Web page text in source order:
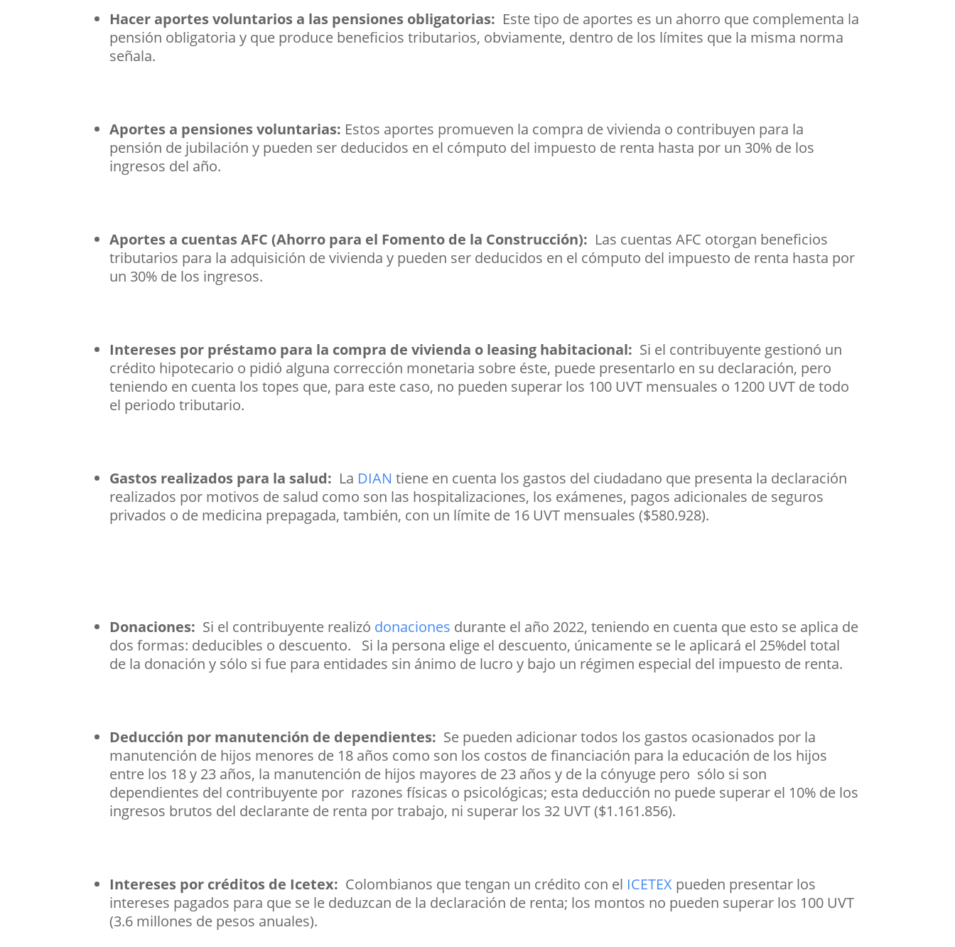
Hacer aportes voluntarios a las pensiones obligatorias: Este tipo de aportes es un ahorro que complementa la
pensión obligatoria y que produce beneficios tributarios, obviamente, dentro de los límites que la misma norma
señala.
Aportes a pensiones voluntarias: Estos aportes promueven la compra de vivienda o contribuyen para la
pensión de jubilación y pueden ser deducidos en el cómputo del impuesto de renta hasta por un 30% de los
ingresos del año.
Aportes a cuentas AFC (Ahorro para el Fomento de la Construcción): Las cuentas AFC otorgan beneficios
tributarios para la adquisición de vivienda y pueden ser deducidos en el cómputo del impuesto de renta hasta por
un 30% de los ingresos.
Intereses por préstamo para la compra de vivienda o leasing habitacional: Si el contribuyente gestionó un
crédito hipotecario o pidió alguna corrección monetaria sobre éste, puede presentarlo en su declaración, pero
teniendo en cuenta los topes que, para este caso, no pueden superar los 100 UVT mensuales o 1200 UVT de todo
el periodo tributario.
Gastos realizados para la salud: La DIAN tiene en cuenta los gastos del ciudadano que presenta la declaración
realizados por motivos de salud como son las hospitalizaciones, los exámenes, pagos adicionales de seguros
privados o de medicina prepagada, también, con un límite de 16 UVT mensuales ($580.928).
Donaciones: Si el contribuyente realizó donaciones durante el año 2022, teniendo en cuenta que esto se aplica de
dos formas: deducibles o descuento. Si la persona elige el descuento, únicamente se le aplicará el 25%del total
de la donación y sólo si fue para entidades sin ánimo de lucro y bajo un régimen especial del impuesto de renta.
Deducción por manutención de dependientes: Se pueden adicionar todos los gastos ocasionados por la
manutención de hijos menores de 18 años como son los costos de financiación para la educación de los hijos
entre los 18 y 23 años, la manutención de hijos mayores de 23 años y de la cónyuge pero sólo si son
dependientes del contribuyente por razones físicas o psicológicas; esta deducción no puede superar el 10% de los
ingresos brutos del declarante de renta por trabajo, ni superar los 32 UVT ($1.161.856).
Intereses por créditos de Icetex: Colombianos que tengan un crédito con el ICETEX pueden presentar los
intereses pagados para que se le deduzcan de la declaración de renta; los montos no pueden superar los 100 UVT
(3.6 millones de pesos anuales).